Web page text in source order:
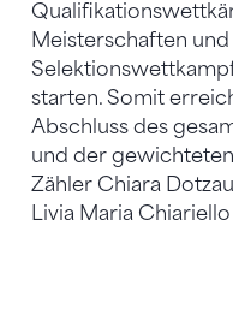
Meisterschaften
starten. Somit
Abschluss des
und der
Zähler Chiara
Livia Maria